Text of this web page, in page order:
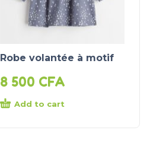
Robe volantée à motif
8 500 CFA
Add to cart